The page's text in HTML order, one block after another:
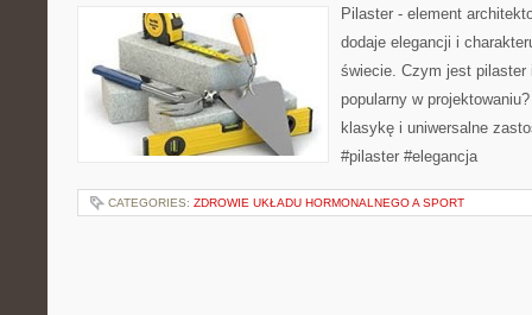
Pilaster - element
dodaje elegancji i
świecie. Czym jest
popularny w
klasykę i uniwersalne
#pilaster #elegancja
CATEGORIES: ZDROWIE UKŁADU HORMONALNEGO A SPORT